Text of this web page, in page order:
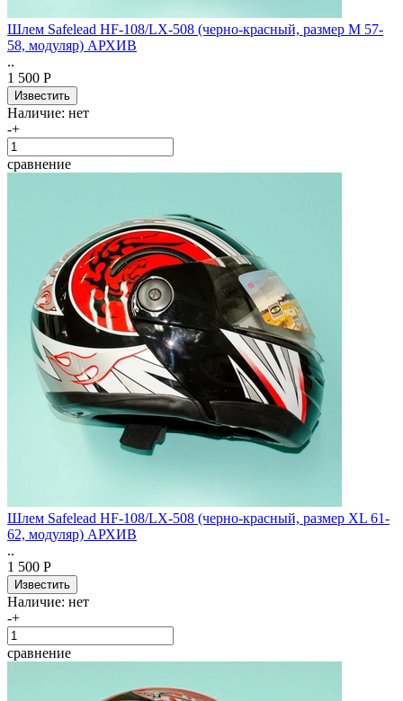
Шлем Safelead HF-108/LX-508 (черно-красный, размер M 57-
58, модуляр) АРХИВ
..
1 500 Р
Наличие: нет
-+
сравнение
Шлем Safelead HF-108/LX-508 (черно-красный, размер XL 61-
62, модуляр) АРХИВ
..
1 500 Р
Наличие: нет
-+
сравнение